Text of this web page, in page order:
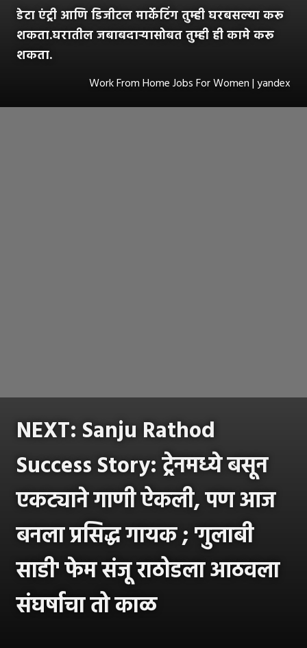
डेटा एंट्री आणि डिजीटल मार्केटिंग तुम्ही घरबसल्या करू
शकता.घरातील जबाबदाऱ्यासोबत तुम्ही ही कामे करू
शकता.
Work From Home Jobs For Women | yandex
NEXT: Sanju Rathod
Success Story: ट्रेनमध्ये बसून
एकट्याने गाणी ऐकली, पण आज
बनला प्रसिद्ध गायक ; 'गुलाबी
साडी' फेम संजू राठोडला आठवला
संघर्षाचा तो काळ